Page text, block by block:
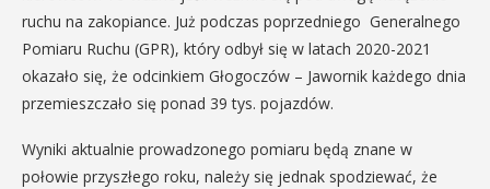
ruchu na zakopiance. Już podczas poprzedniego Generalnego
Pomiaru Ruchu (GPR), który odbył się w latach 2020-2021
okazało się, że odcinkiem Głogoczów – Jawornik każdego dnia
przemieszczało się ponad 39 tys. pojazdów.
Wyniki aktualnie prowadzonego pomiaru będą znane w
połowie przyszłego roku, należy się jednak spodziewać, że